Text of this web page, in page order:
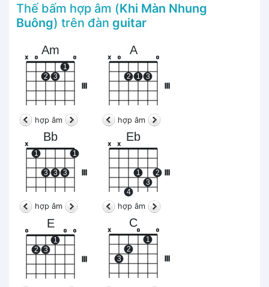
Thế bấm hợp âm (Khi Màn Nhung
Buông) trên đàn guitar
Am
x o
2 3
1
o
hợp âm
A
x o
2 1 3
o
hợp âm
Bb
III
x
1
3 3 3
1
hợp âm
Eb
x x
4
1
3
2
hợp âm
E
III
o
2 3
1
o o
C
x
3
2
o
1
o